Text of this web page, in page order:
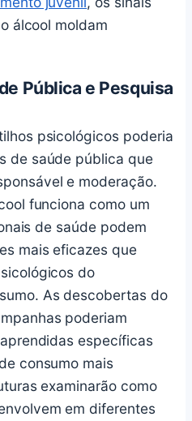
álcool moldam
Pública e Pesquisa
psicológicos poderia
de saúde pública que
e moderação.
funciona como um
de saúde podem
mais eficazes que
do
As descobertas do
poderiam
específicas
consumo mais
examinarão como
em diferentes